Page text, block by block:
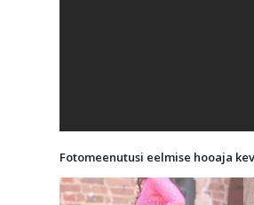
Fotomeenutusi eelmise hooaja